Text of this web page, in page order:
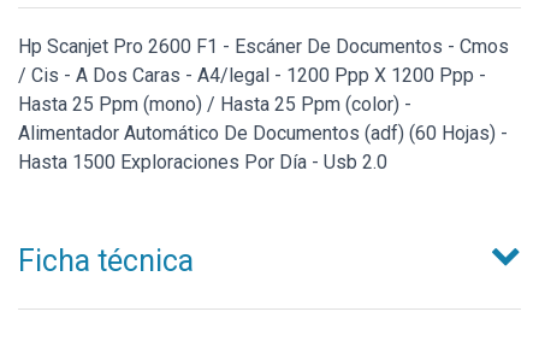
Hp Scanjet Pro 2600 F1 - Escáner De Documentos - Cmos
/ Cis - A Dos Caras - A4/legal - 1200 Ppp X 1200 Ppp -
Hasta 25 Ppm (mono) / Hasta 25 Ppm (color) -
Alimentador Automático De Documentos (adf) (60 Hojas) -
Hasta 1500 Exploraciones Por Día - Usb 2.0
Ficha técnica